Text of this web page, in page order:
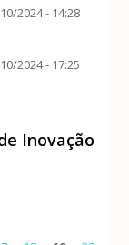
2024 - 14:28
2024 - 17:25
Inovação